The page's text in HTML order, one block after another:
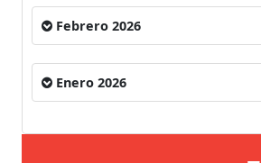
Febrero 2026
Enero 2026